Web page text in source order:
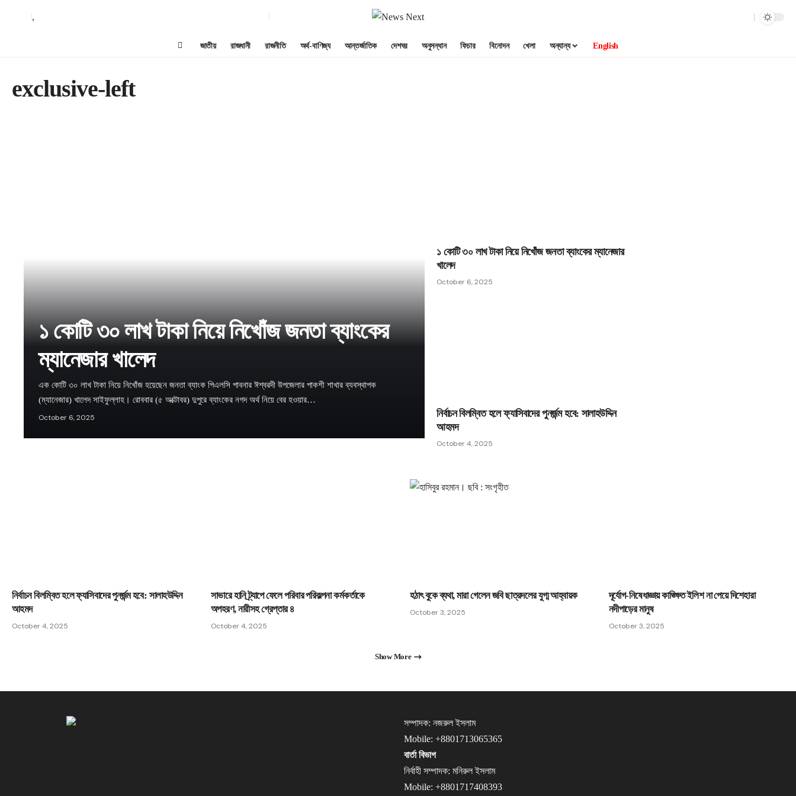
,
জাতীয় রাজধানী রাজনীতি অর্থ-বাণিজ্য আন্তর্জাতিক দেশঘর অনুসন্ধান ফিচার বিনোদন খেলা অন্যান্য English
exclusive-left
১ কোটি ৩০ লাখ টাকা নিয়ে নিখোঁজ জনতা ব্যাংকের
ম্যানেজার খালেদ
এক কোটি ৩০ লাখ টাকা নিয়ে নিখোঁজ হয়েছেন জনতা ব্যাংক পিএলসি পাবনার ঈশ্বরদী উপজেলার পাকশী শাখার ব্যবস্থাপক
(ম্যানেজার) খালেদ সাইফুল্লাহ। রোববার (৫ অক্টোবর) দুপুরে ব্যাংকের নগদ অর্থ নিয়ে বের হওয়ার…
October 6, 2025
১ কোটি ৩০ লাখ টাকা নিয়ে নিখোঁজ জনতা ব্যাংকের ম্যানেজার
খালেদ
October 6, 2025
নির্বাচন বিলম্বিত হলে ফ্যাসিবাদের পুনর্জন্ম হবে: সালাহউদ্দিন
আহমদ
October 4, 2025
নির্বাচন বিলম্বিত হলে ফ্যাসিবাদের পুনর্জন্ম হবে: সালাহউদ্দিন
আহমদ
October 4, 2025
সাভারে হানি ট্র্যাপে ফেলে পরিবার পরিকল্পনা কর্মকর্তাকে
অপহরণ, নারীসহ গ্রেপ্তার ৪
October 4, 2025
হঠাৎ বুকে ব্যথা, মারা গেলেন জবি ছাত্রদলের যুগ্ম আহ্বায়ক
October 3, 2025
দূর্যোগ-নিষেধাজ্ঞায় কাঙ্ক্ষিত ইলিশ না পেয়ে দিশেহারা
নদীপাড়ের মানুষ
October 3, 2025
Show More
সম্পাদক: নজরুল ইসলাম
Mobile: +8801713065365
বার্তা বিভাগ
নির্বাহী সম্পাদক: মনিরুল ইসলাম
Mobile: +8801717408393